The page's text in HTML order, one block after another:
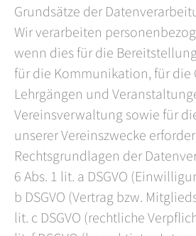
Grundsätze der
Wir verarbeiten
wenn dies für die
für die Kommunikation, für die
Lehrgängen und
Vereinsverwaltung sowie für
unserer Vereinszwecke
Rechtsgrundlagen der
6 Abs. 1 lit. a DSGVO
b DSGVO (Vertrag bzw.
lit. c DSGVO (rechtliche